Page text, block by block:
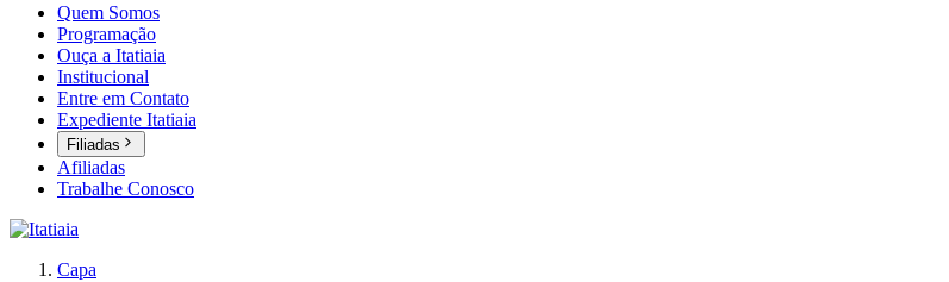
Quem Somos
Programação
Ouça a Itatiaia
Institucional
Entre em Contato
Expediente Itatiaia
Filiadas
Afiliadas
Trabalhe Conosco
Capa